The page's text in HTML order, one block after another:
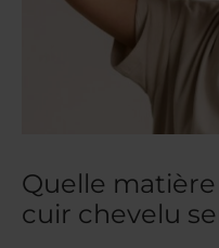
Quelle
cuir chevelu